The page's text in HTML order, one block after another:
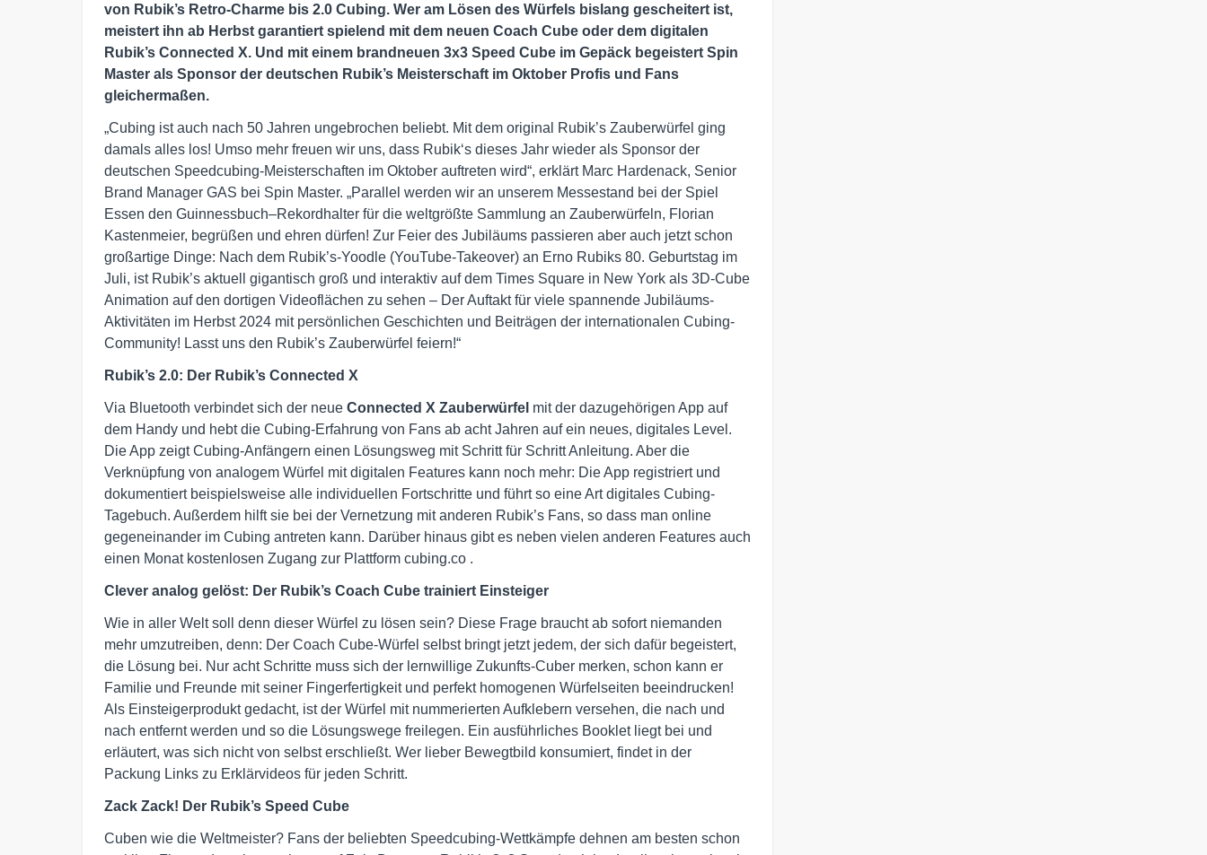
von Rubik’s Retro-Charme bis 2.0 Cubing. Wer am Lösen des Würfels bislang gescheitert ist,
meistert ihn ab Herbst garantiert spielend mit dem neuen Coach Cube oder dem digitalen
Rubik’s Connected X. Und mit einem brandneuen 3x3 Speed Cube im Gepäck begeistert Spin
Master als Sponsor der deutschen Rubik’s Meisterschaft im Oktober Profis und Fans
gleichermaßen.
„Cubing ist auch nach 50 Jahren ungebrochen beliebt. Mit dem original Rubik’s Zauberwürfel ging
damals alles los! Umso mehr freuen wir uns, dass Rubik‘s dieses Jahr wieder als Sponsor der
deutschen Speedcubing-Meisterschaften im Oktober auftreten wird“, erklärt Marc Hardenack, Senior
Brand Manager GAS bei Spin Master. „Parallel werden wir an unserem Messestand bei der Spiel
Essen den Guinnessbuch–Rekordhalter für die weltgrößte Sammlung an Zauberwürfeln, Florian
Kastenmeier, begrüßen und ehren dürfen! Zur Feier des Jubiläums passieren aber auch jetzt schon
großartige Dinge: Nach dem Rubik’s-Yoodle (YouTube-Takeover) an Erno Rubiks 80. Geburtstag im
Juli, ist Rubik’s aktuell gigantisch groß und interaktiv auf dem Times Square in New York als 3D-Cube
Animation auf den dortigen Videoflächen zu sehen – Der Auftakt für viele spannende Jubiläums-
Aktivitäten im Herbst 2024 mit persönlichen Geschichten und Beiträgen der internationalen Cubing-
Community! Lasst uns den Rubik’s Zauberwürfel feiern!“
Rubik’s 2.0: Der Rubik’s Connected X
Via Bluetooth verbindet sich der neue Connected X Zauberwürfel mit der dazugehörigen App auf
dem Handy und hebt die Cubing-Erfahrung von Fans ab acht Jahren auf ein neues, digitales Level.
Die App zeigt Cubing-Anfängern einen Lösungsweg mit Schritt für Schritt Anleitung. Aber die
Verknüpfung von analogem Würfel mit digitalen Features kann noch mehr: Die App registriert und
dokumentiert beispielsweise alle individuellen Fortschritte und führt so eine Art digitales Cubing-
Tagebuch. Außerdem hilft sie bei der Vernetzung mit anderen Rubik’s Fans, so dass man online
gegeneinander im Cubing antreten kann. Darüber hinaus gibt es neben vielen anderen Features auch
einen Monat kostenlosen Zugang zur Plattform cubing.co .
Clever analog gelöst: Der Rubik’s Coach Cube trainiert Einsteiger
Wie in aller Welt soll denn dieser Würfel zu lösen sein? Diese Frage braucht ab sofort niemanden
mehr umzutreiben, denn: Der Coach Cube-Würfel selbst bringt jetzt jedem, der sich dafür begeistert,
die Lösung bei. Nur acht Schritte muss sich der lernwillige Zukunfts-Cuber merken, schon kann er
Familie und Freunde mit seiner Fingerfertigkeit und perfekt homogenen Würfelseiten beeindrucken!
Als Einsteigerprodukt gedacht, ist der Würfel mit nummerierten Aufklebern versehen, die nach und
nach entfernt werden und so die Lösungswege freilegen. Ein ausführliches Booklet liegt bei und
erläutert, was sich nicht von selbst erschließt. Wer lieber Bewegtbild konsumiert, findet in der
Packung Links zu Erklärvideos für jeden Schritt.
Zack Zack! Der Rubik’s Speed Cube
Cuben wie die Weltmeister? Fans der beliebten Speedcubing-Wettkämpfe dehnen am besten schon